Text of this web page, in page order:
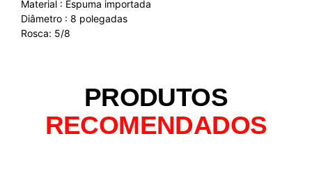
Material : Espuma importada
Diâmetro : 8 polegadas
Rosca: 5/8
PRODUTOS
RECOMENDADOS